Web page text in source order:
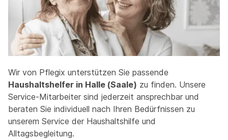
Wir von Pflegix unterstützen Sie passende
Haushaltshelfer in Halle (Saale) zu finden. Unsere
Service-Mitarbeiter sind jederzeit ansprechbar und
beraten Sie individuell nach Ihren Bedürfnissen zu
unserem Service der Haushaltshilfe und
Alltagsbegleitung.